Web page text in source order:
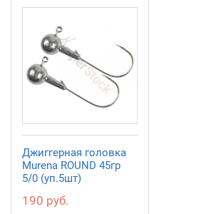
Джиггерная головка
Murena ROUND 45гр
5/0 (уп.5шт)
190 руб.